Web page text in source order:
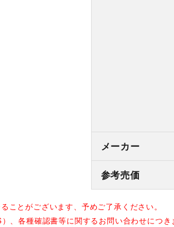
メーカー
参考売価
ことがございます、予めご了承ください。
、各種確認書等に関するお問い合わせにつ